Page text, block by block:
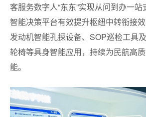
客服务数字人“东东”实现从问到办一
智能决策平台有效提升枢纽中转衔接
发动机智能孔探设备、SOP巡检工具
轮椅等具身智能应用，持续为民航高
能。